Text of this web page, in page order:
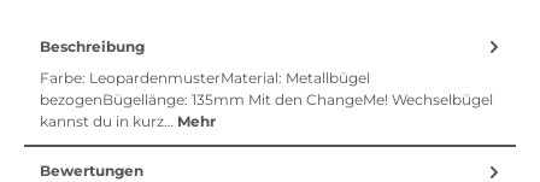
Beschreibung
Farbe: LeopardenmusterMaterial: Metallbügel
bezogenBügellänge: 135mm Mit den ChangeMe! Wechselbügel
kannst du in kurz… Mehr
Bewertungen